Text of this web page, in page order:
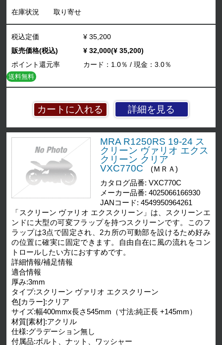
在庫状況 取り寄せ
詳細を見る
税込定価
¥ 35,200
販売価格(税込)
¥ 32,000(¥ 35,200)
ポイント還元率
カード：1.0％ / 現金：3.0％
送料無料
MRA R1250RS 19-24 ス
クリーン ヴァリオ エクス
クリーン クリア
VXC770C
(ＭＲＡ)
カタログ品番: VXC770C
メーカー品番: 4025066166930
JANコード: 4549950964261
「スクリーン ヴァリオ エクスクリーン」は、スクリーンエ
ンドに大型の可変フラップを持つスクリーンです。このフ
ラップは3点で固定され、2カ所の可動部を設けるため好み
の位置に確実に固定できます。自由自在に風の流れをコン
トロールしたい方におすすめです。
詳細情報/補足情報
適合情報
厚み:3mm
タイプ:スクリーン ヴァリオ エクスクリーン
色[カラー]:クリア
サイズ:幅400mmx長さ545mm（寸法:純正長 +145mm）
材質[素材]:アクリル
仕様:グラデーション無し
付属品:ボルト、ナット、ワッシャー